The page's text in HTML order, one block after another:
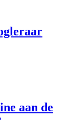
aan de